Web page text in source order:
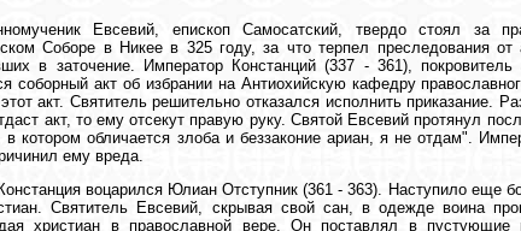
Евсевий, епископ Самосатский, твердо стоял за
Соборе в Никее в 325 году, за что терпел преследования
в заточение. Император Констанций (337 - 361),
соборный акт об избрании на Антиохийскую кафедру
акт. Святитель решительно отказался исполнить приказание.
акт, то ему отсекут правую руку. Святой Евсевий протянул
в котором обличается злоба и беззаконие ариан, я не отдам".
ему вреда.
воцарился Юлиан Отступник (361 - 363). Наступило еще
Святитель Евсевий, скрывая свой сан, в одежде воина
христиан в православной вере. Он поставлял в пустующие